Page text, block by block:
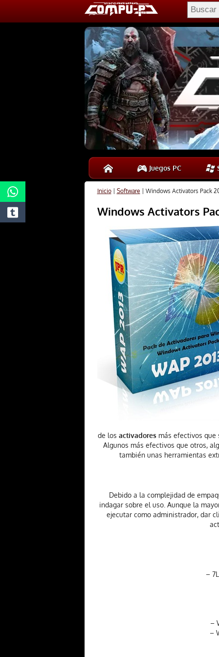
Juegos PC
Inicio| Software | Windows Activators Pack
Windows Activators
de los activadoresmás efectivos que
Algunos más efectivos que otros,
también unas herramientas
Debido a la complejidad de
indagar sobre el uso. Aunque la
ejecutar como administrador, dar
–
–
–